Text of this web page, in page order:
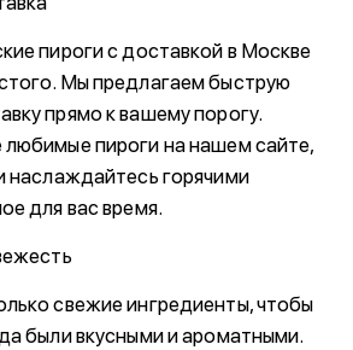
пироги с доставкой в Москве
Мы предлагаем быструю
прямо к вашему порогу.
пироги на нашем сайте,
наслаждайтесь горячими
для вас время.
свежие ингредиенты, чтобы
были вкусными и ароматными.